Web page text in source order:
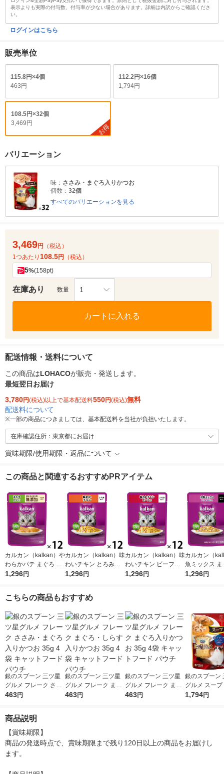
表示よりも実際の付与数、付与率が少ない場合があります。詳細は内訳からご確認くださ
い。
ログインはこちら
販売単位
115.8円×4個
463円
112.2円×16個
1,794円
108.5円×32個
3,469円
お得
バリエーション
味： ささみ・まぐろ入りかつお
個数： 32個
すべてのバリエーションを見る
3,469円
（税込）
1つあたり 108.5円 （税込）
5%(158pt)
在庫あり 数量 1
カートに入れる
配送情報・送料について
この商品はLOHACOが販売・発送します。
最短翌日お届け
3,780円(税込)以上で基本配送料550円(税込)無料
配送料について
※一部の商品につきましては、基本配送料を当社が負担いたします。
在庫確認住所：東京都にお届け
賞味期限/使用期限・返品について
この商品と関連するおすすめPRアイテム
カルカン（kalkan）や
わらかパテ まぐろ た
い入り 着色料・発色
ト
1,296円
カルカン（kalkan）味
わいチキン とろみ仕
立て 60g 12袋 マース
1,296円
カルカン（kalkan）味
わいチキン ビーフ入
り とろみ仕立て 60g
1,296円
カルカン（
魚ミックス ま
かつお・たい
1,296円
こちらの商品もおすすめ
銀のスプーン 三ツ星
グルメ フレーク ささ
み・まぐろ入りかつお
463円
銀のスプーン 三ツ星
グルメ フレーク まぐ
ろ・しらす入りかつお
463円
銀のスプーン 三ツ星
グルメ フレーク まぐ
ろ入りかつお 35g 4袋
463円
銀のスプーン
グルメ スープ
ろ・かつおに
1,794円
商品説明
【賞味期限】
商品の発送時点で、賞味期限まで残り120日以上の商品をお届けし
ます。